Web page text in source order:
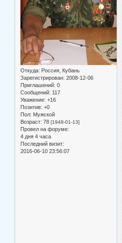
Откуда: Россия, Кубань
Зарегистрирован: 2008-12-06
Приглашений: 0
Сообщений: 117
Уважение: +16
Позитив: +0
Пол: Мужской
Возраст: 78 [1948-01-13]
Провел на форуме:
4 дня 4 часа
Последний визит:
2016-06-10 23:56:07